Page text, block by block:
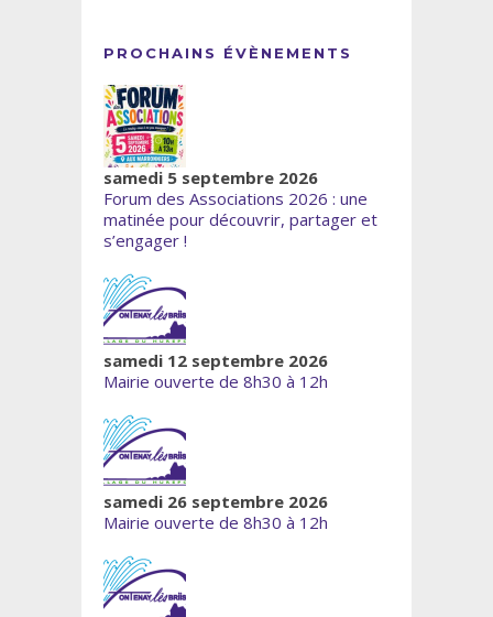
PROCHAINS ÉVÈNEMENTS
samedi 5 septembre 2026
Forum des Associations 2026 : une
matinée pour découvrir, partager et
s’engager !
samedi 12 septembre 2026
Mairie ouverte de 8h30 à 12h
samedi 26 septembre 2026
Mairie ouverte de 8h30 à 12h